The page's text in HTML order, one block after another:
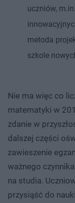
uczniów,
metoda
szkole
Nie ma więc co
matematyki w
zdanie w
dalszej części
zawieszenie
ważnego
na studia.
przysiąść do